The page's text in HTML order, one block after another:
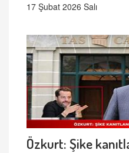
17 Şubat 2026 Salı
Özkurt: Şike